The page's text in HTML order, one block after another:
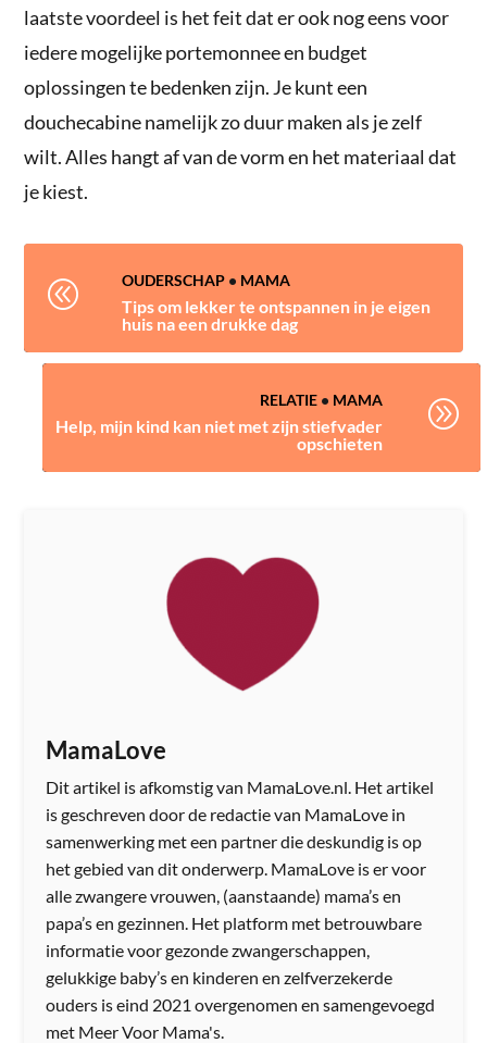
laatste voordeel is het feit dat er ook nog eens voor
iedere mogelijke portemonnee en budget
oplossingen te bedenken zijn. Je kunt een
douchecabine namelijk zo duur maken als je zelf
wilt. Alles hangt af van de vorm en het materiaal dat
je kiest.
@ OUDERSCHAP • MAMA
Tips om lekker te ontspannen in je eigen
huis na een drukke dag
RELATIE• MAMA
Help, mijn kind kan niet met zijn stiefvader
opschieten
A
MamaLove
Dit artikel is afkomstig van MamaLove.nl. Het artikel
is geschreven door de redactie van MamaLove in
samenwerking met een partner die deskundig is op
het gebied van dit onderwerp. MamaLove is er voor
alle zwangere vrouwen, (aanstaande) mama’s en
papa’s en gezinnen. Het platform met betrouwbare
informatie voor gezonde zwangerschappen,
gelukkige baby’s en kinderen en zelfverzekerde
ouders is eind 2021 overgenomen en samengevoegd
met Meer Voor Mama's.